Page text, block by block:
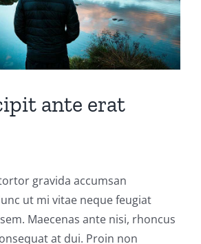
ante erat
gravida accumsan
ut mi vitae neque feugiat
Maecenas ante nisi, rhoncus
at dui. Proin non